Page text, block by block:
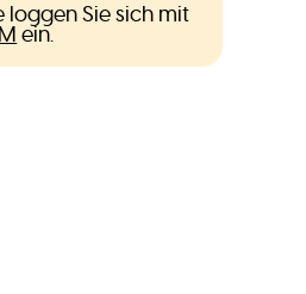
loggen Sie sich mit
ein.